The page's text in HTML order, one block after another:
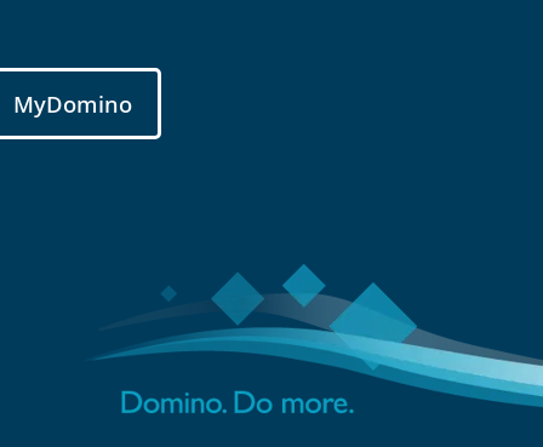
MyDomino